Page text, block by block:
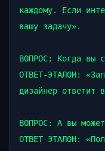
каждому. Если
вашу задачу».
ВОПРОС: Когда вы
ОТВЕТ-ЭТАЛОН:
дизайнер ответит
ВОПРОС: А вы
ОТВЕТ-ЭТАЛОН: